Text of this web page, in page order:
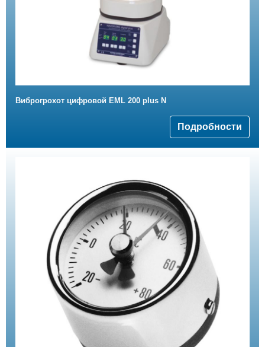
Виброгрохот цифровой EML 200 plus N
Подробности